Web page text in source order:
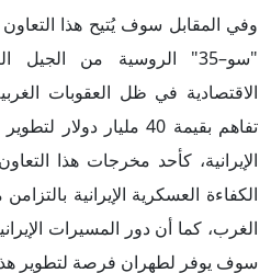
وفي المقابل سوف يُتيح هذا
"سو–35" الروسية من الجيل
الاقتصادية في ظل العقوبات
تفاهم بقيمة 40 مليار
الإيرانية، كأحد مخرجات هذا
الكفاءة العسكرية الإيرانية
الغرب، كما أن دور المسيرات
سوف يوفر لطهران فرصة لتطوير